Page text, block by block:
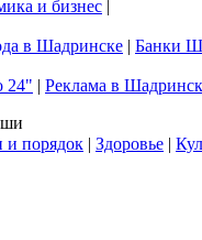
и бизнес |
в Шадринске | Банки
24" | Реклама в
и порядок | Здоровье |